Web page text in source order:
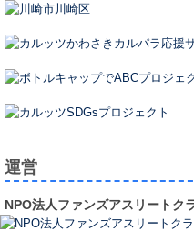
運営
NPO法人ファンズアスリートク